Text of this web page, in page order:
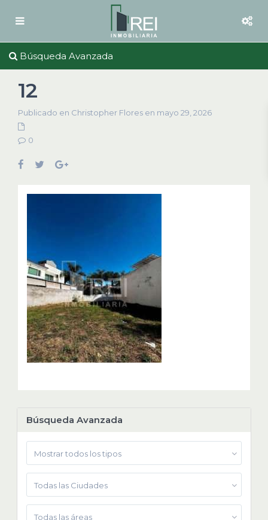
Búsqueda Avanzada
12
Publicado en Christopher Flores en mayo 29, 2026
0
Búsqueda Avanzada
Mostrar todos los tipos
Todas las Ciudades
Todas las áreas